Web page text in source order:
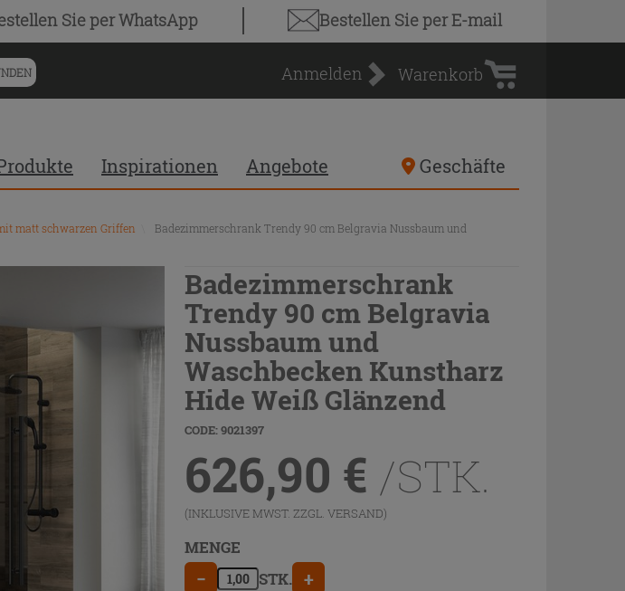
Sieper WhatsApp Bestellen Sieper E-mail
Anmelden
Warenkorb
Warenkorb
Inspirationen Angebote Geschäfte
matt schwarzen Griffen
Badezimmerschrank Trendy 90 cm Belgravia Nussbaum und
Badezimmerschrank
Trendy 90 cm Belgravia
Nussbaum und
Waschbecken Kunstharz
Hide Weiß Glänzend
CODE: 9021397
626,90 € /STK.
(INKLUSIVE MWST. ZZGL. VERSAND)
MENGE
− STK. +